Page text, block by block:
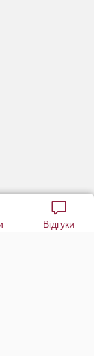
Відгуки
МОЖЕ